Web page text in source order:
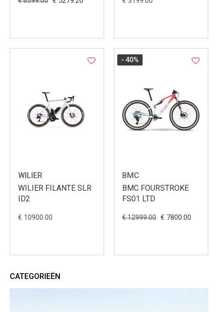
WILIER
WILIER FILANTE SLR
ID2
€ 10900.00
BMC
BMC FOURSTROKE
FS01 LTD
€ 12999.00 € 7800.00
- 40%
CATEGORIEËN